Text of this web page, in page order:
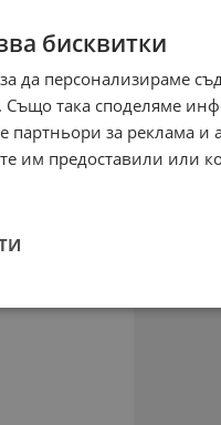
бисквитки
да персонализираме
така споделяме
партньори за реклама
им предоставили или